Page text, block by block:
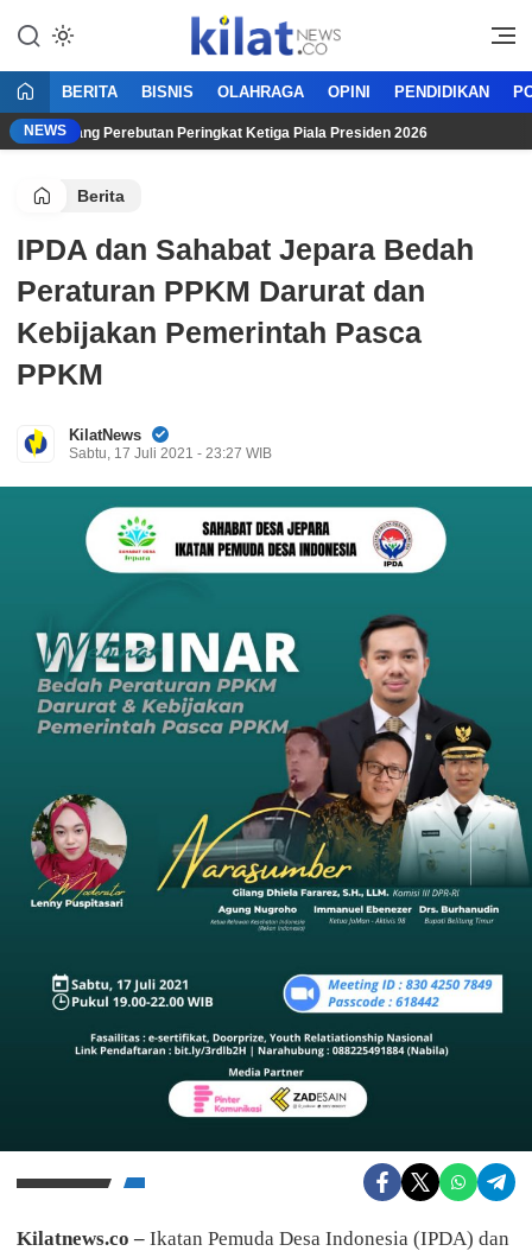
KilatNews.co
Mencerdaskan Anak Bangsa
BERITA BISNIS OLAHRAGA OPINI PENDIDIKAN
NEWSPerebutan Peringkat Ketiga Piala Presiden 2026
Berita
IPDA dan Sahabat Jepara Bedah
Peraturan PPKM Darurat dan
Kebijakan Pemerintah Pasca
PPKM
KilatNews
Sabtu, 17 Juli 2021 - 23:27 WIB
Kilatnews.co – Ikatan Pemuda Desa Indonesia (IPDA) dan